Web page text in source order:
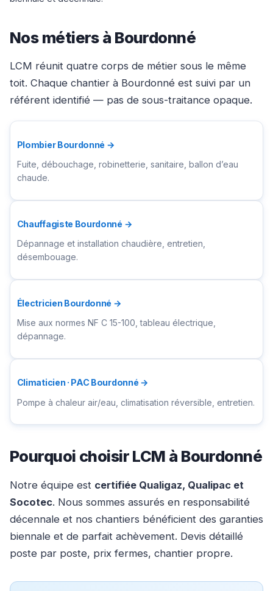
Nos métiers à Bourdonné
LCM réunit quatre corps de métier sous le même
toit. Chaque chantier à Bourdonné est suivi par un
référent identifié — pas de sous-traitance opaque.
Plombier Bourdonné →
Fuite, débouchage, robinetterie, sanitaire, ballon d’eau
chaude.
Chauffagiste Bourdonné →
Dépannage et installation chaudière, entretien,
désembouage.
Électricien Bourdonné →
Mise aux normes NF C 15-100, tableau électrique,
dépannage.
Climaticien · PAC Bourdonné →
Pompe à chaleur air/eau, climatisation réversible, entretien.
Pourquoi choisir LCM à Bourdonné
Notre équipe est certifiée Qualigaz, Qualipac et
Socotec. Nous sommes assurés en responsabilité
décennale et nos chantiers bénéficient des garanties
biennale et de parfait achèvement. Devis détaillé
poste par poste, prix fermes, chantier propre.